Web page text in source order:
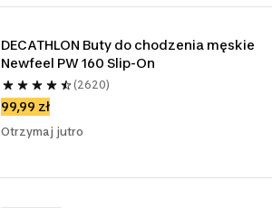
DECATHLON Buty do chodzenia męskie
Newfeel PW 160 Slip-On
(2620)
99,99 zł
Otrzymaj jutro